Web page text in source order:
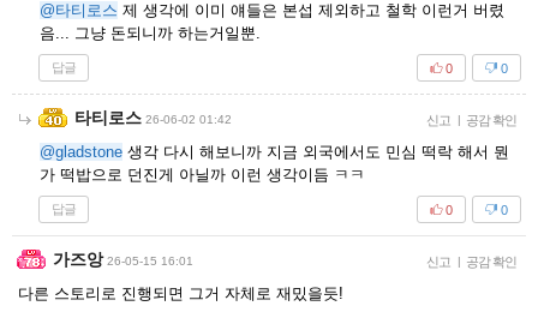
@타티로스 제 생각에 이미 얘들은 본섭 제외하고 철학 이런거 버렸
음... 그냥 돈되니까 하는거일뿐.
답글 0
0
타티로스 26-06-02 01:42 신고 | 공감 확인
@gladstone 생각 다시 해보니까 지금 외국에서도 민심 떡락 해서 뭔
가 떡밥으로 던진게 아닐까 이런 생각이듬 ㅋㅋ
답글 0
0
가즈앙 26-05-15 16:01 신고 | 공감 확인
다른 스토리로 진행되면 그거 자체로 재밌을듯!